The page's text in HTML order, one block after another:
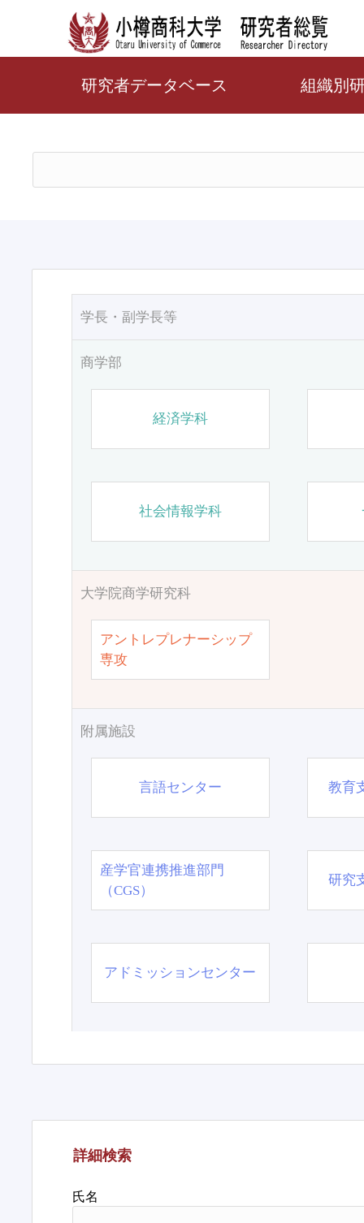
研究者データベース 組織別
学長・副学長等
商学部
経済学科
社会情報学科
大学院商学研究科
アントレプレナーシップ
専攻
附属施設
言語センター 教育
産学官連携推進部門
（CGS）
研究
アドミッションセンター
詳細検索
氏名